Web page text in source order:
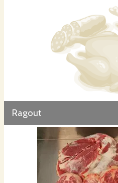
Ragout